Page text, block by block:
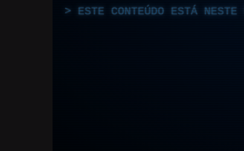
ESTE CONTEÚDO ESTÁ